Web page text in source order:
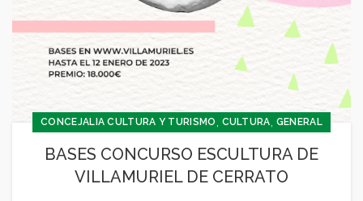
CONCEJALIA CULTURA Y TURISMO CULTURA GENERAL
BASES CONCURSO ESCULTURA DE
VILLAMURIEL DE CERRATO